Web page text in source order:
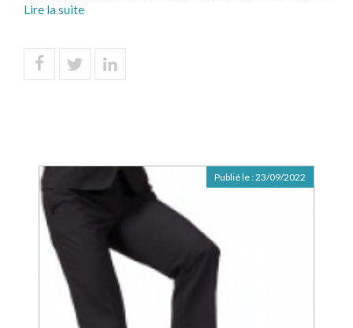
Lire la suite
Publié le :23/09/2022